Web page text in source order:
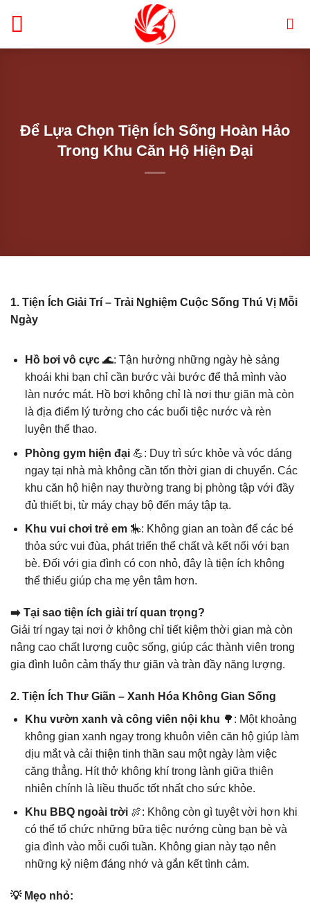
Để Lựa Chọn Tiện Ích Sống Hoàn Hảo
Trong Khu Căn Hộ Hiện Đại
1. Tiện Ích Giải Trí – Trải Nghiệm Cuộc Sống Thú Vị Mỗi
Ngày
Hồ bơi vô cực🌊: Tận hưởng những ngày hè sảng
khoái khi bạn chỉ cần bước vài bước để thả mình vào
làn nước mát. Hồ bơi không chỉ là nơi thư giãn mà còn
là địa điểm lý tưởng cho các buổi tiệc nước và rèn
luyện thể thao.
Phòng gym hiện đại💪: Duy trì sức khỏe và vóc dáng
ngay tại nhà mà không cần tốn thời gian di chuyển. Các
khu căn hộ hiện nay thường trang bị phòng tập với đầy
đủ thiết bị, từ máy chạy bộ đến máy tập tạ.
Khu vui chơi trẻ em🎠: Không gian an toàn để các bé
thỏa sức vui đùa, phát triển thể chất và kết nối với bạn
bè. Đối với gia đình có con nhỏ, đây là tiện ích không
thể thiếu giúp cha mẹ yên tâm hơn.
➡️ Tại sao tiện ích giải trí quan trọng?
Giải trí ngay tại nơi ở không chỉ tiết kiệm thời gian mà còn
nâng cao chất lượng cuộc sống, giúp các thành viên trong
gia đình luôn cảm thấy thư giãn và tràn đầy năng lượng.
2. Tiện Ích Thư Giãn – Xanh Hóa Không Gian Sống
Khu vườn xanh và công viên nội khu 🌳: Một khoảng
không gian xanh ngay trong khuôn viên căn hộ giúp làm
dịu mắt và cải thiện tinh thần sau một ngày làm việc
căng thẳng. Hít thở không khí trong lành giữa thiên
nhiên chính là liều thuốc tốt nhất cho sức khỏe.
Khu BBQ ngoài trời🍖: Không còn gì tuyệt vời hơn khi
có thể tổ chức những bữa tiệc nướng cùng bạn bè và
gia đình vào mỗi cuối tuần. Không gian này tạo nên
những kỷ niệm đáng nhớ và gắn kết tình cảm.
💡 Mẹo nhỏ: